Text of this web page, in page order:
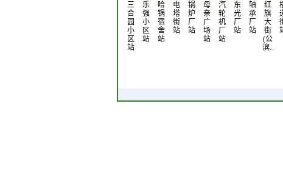
三
合
园
小
区
站
乐
强
小
区
站
哈
锅
宿
舍
站
电
塔
街
站
锅
炉
厂
站
母
亲
广
场
站
汽
轮
机
厂
站
东
光
厂
站
轴
承
厂
站
红
旗
大
街
(公
滨…